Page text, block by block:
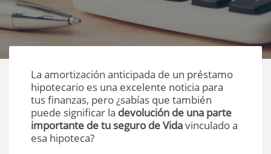
La amortización anticipada de un préstamo
hipotecario es una excelente noticia para
tus finanzas, pero ¿sabías que también
puede significar la devolución de una parte
importante de tu seguro de Vidavinculado a
esa hipoteca?